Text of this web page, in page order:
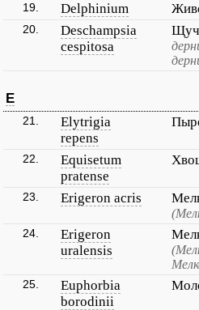
19. Delphinium
20.
Deschampsia
cespitosa
E
21.
Elytrigia
repens
22.
Equisetum
pratense
23. Erigeron acris
24.
Erigeron
uralensis
25.
Euphorbia
borodinii